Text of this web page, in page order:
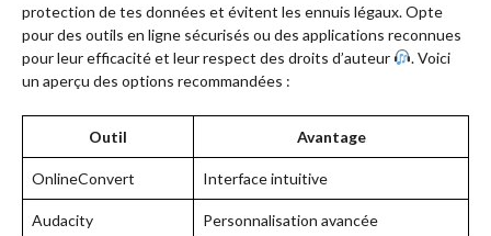
protection de tes données et évitent les ennuis légaux. Opte
pour des outils en ligne sécurisés ou des applications reconnues
pour leur efficacité et leur respect des droits d’auteur
. Voici
un aperçu des options recommandées :
Outil Avantage
OnlineConvert Interface intuitive
Audacity Personnalisation avancée